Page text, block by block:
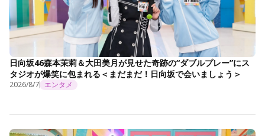
日向坂46森本茉莉＆大田美月が見せた奇跡の“ダブルプレー”にス
タジオが爆笑に包まれる＜まだまだ！日向坂で会いましょう＞
2026/8/7 エンタメ